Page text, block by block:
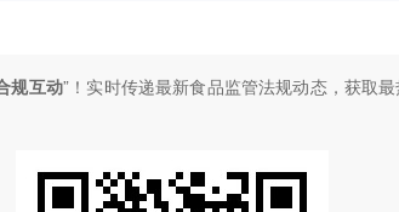
规互动”！ 实时传递最新食品监管法规动态，获取最